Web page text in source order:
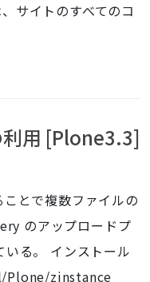
サイトのすべてのコ
用 [Plone3.3]
とで複数ファイルの
のアップロードプ
る。 インストール
Plone/zinstance